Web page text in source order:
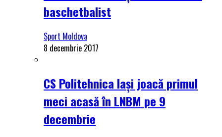
baschetbalist
Sport Moldova
8 decembrie 2017
CS Politehnica Iași joacă primul
meci acasă în LNBM pe 9
decembrie